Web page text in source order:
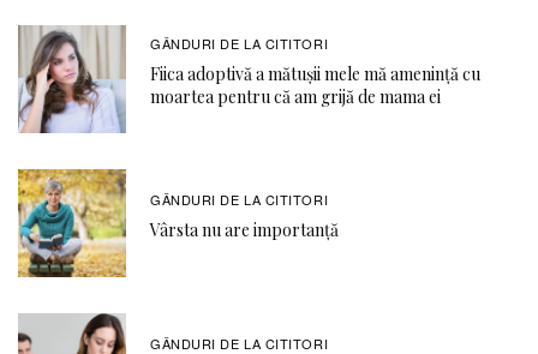
GÂNDURI DE LA CITITORI
Fiica adoptivă a mătușii mele mă amenință cu
moartea pentru că am grijă de mama ei
GÂNDURI DE LA CITITORI
Vârsta nu are importanță
GÂNDURI DE LA CITITORI